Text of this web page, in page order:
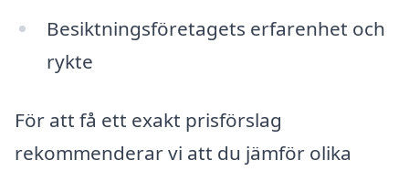
Besiktningsföretagets erfarenhet och
rykte
För att få ett exakt prisförslag
rekommenderar vi att du jämför olika